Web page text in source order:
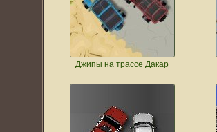
Джипы на трассе Дакар